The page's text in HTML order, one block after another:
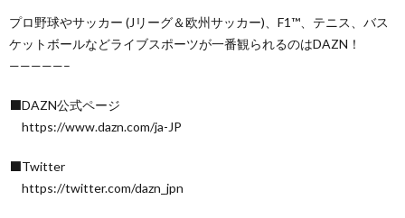
プロ野球やサッカー (Jリーグ＆欧州サッカー)、F1™️、テニス、バス
ケットボールなどライブスポーツが一番観られるのはDAZN！
—————–
⬛DAZN公式ページ
https://www.dazn.com/ja-JP
⬛Twitter
https://twitter.com/dazn_jpn